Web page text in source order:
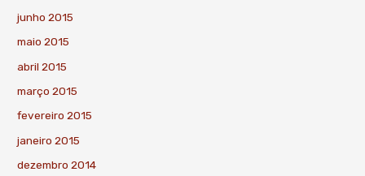
junho 2015
maio 2015
abril 2015
março 2015
fevereiro 2015
janeiro 2015
dezembro 2014